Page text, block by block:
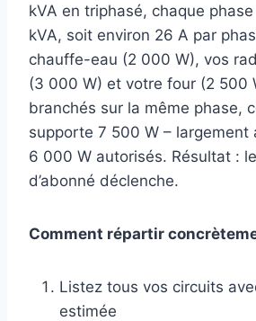
kVA en triphasé, chaque
kVA, soit environ 26 A par
chauffe-eau (2 000 W), vos
(3 000 W) et votre four (2 500
branchés sur la même phase,
supporte 7 500 W – largement
6 000 W autorisés. Résultat :
d’abonné déclenche.
Comment répartir
Listez tous vos circuits
estimée